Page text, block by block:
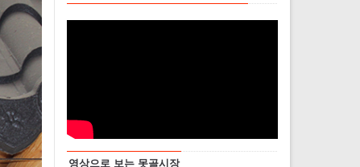
영상으로 보는 못골시장